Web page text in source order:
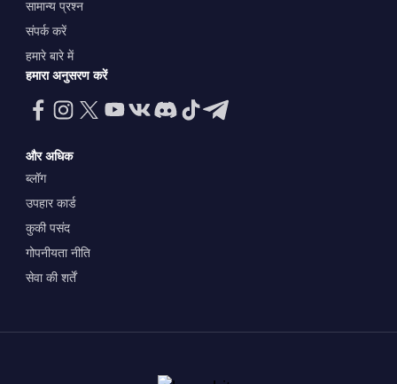
सामान्य प्रश्न
संपर्क करें
हमारे बारे में
हमारा अनुसरण करें
और अधिक
ब्लॉग
उपहार कार्ड
कुकी पसंद
गोपनीयता नीति
सेवा की शर्तें